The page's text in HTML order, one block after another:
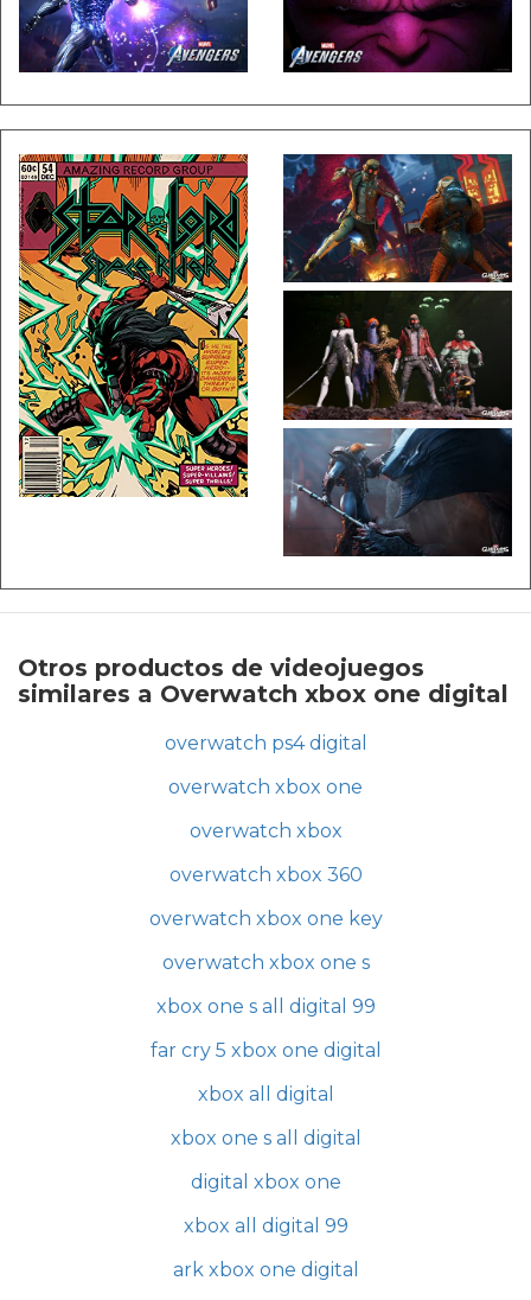
Otros productos de videojuegos
similares a Overwatch xbox one digital
overwatch ps4 digital
overwatch xbox one
overwatch xbox
overwatch xbox 360
overwatch xbox one key
overwatch xbox one s
xbox one s all digital 99
far cry 5 xbox one digital
xbox all digital
xbox one s all digital
digital xbox one
xbox all digital 99
ark xbox one digital